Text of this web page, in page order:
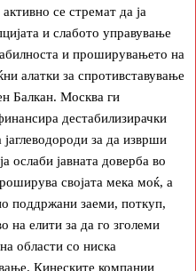
се стремат да ја
и слабото управување
и проширувањето на
алатки за спротивставување
Балкан. Москва ги
дестабилизирачки
за да изврши
ослаби јавната доверба во
својата мека моќ, а
поддржани заеми, поткуп,
на елити за да го зголеми
области со ниска
Кинеските компании